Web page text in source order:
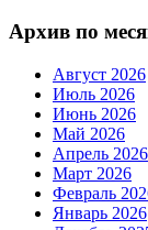
Архив по
Август 2026
Июль 2026
Июнь 2026
Май 2026
Апрель 2026
Март 2026
Февраль
Январь 2026